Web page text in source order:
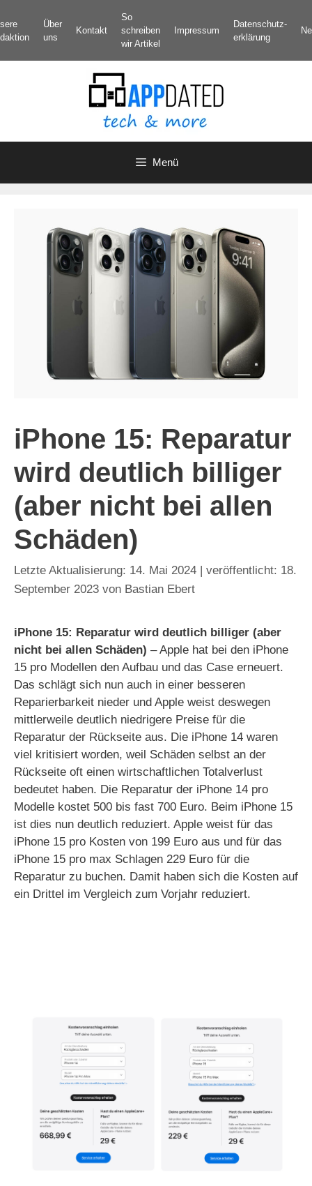
Inhalt
springen
Über
uns
Kontakt
So
schreiben
wir Artikel
Impressum
Datenschutz­
erklärung
Menü
iPhone 15: Reparatur
wird deutlich billiger
(aber nicht bei allen
Schäden)
14. Mai 2024
18.
September 2023 von Bastian Ebert
iPhone 15: Reparatur wird deutlich billiger (aber
nicht bei allen Schäden) – Apple hat bei den iPhone
15 pro Modellen den Aufbau und das Case erneuert.
Das schlägt sich nun auch in einer besseren
Reparierbarkeit nieder und Apple weist deswegen
mittlerweile deutlich niedrigere Preise für die
Reparatur der Rückseite aus. Die iPhone 14 waren
viel kritisiert worden, weil Schäden selbst an der
Rückseite oft einen wirtschaftlichen Totalverlust
bedeutet haben. Die Reparatur der iPhone 14 pro
Modelle kostet 500 bis fast 700 Euro. Beim iPhone 15
ist dies nun deutlich reduziert. Apple weist für das
iPhone 15 pro Kosten von 199 Euro aus und für das
iPhone 15 pro max Schlagen 229 Euro für die
Reparatur zu buchen. Damit haben sich die Kosten auf
ein Drittel im Vergleich zum Vorjahr reduziert.